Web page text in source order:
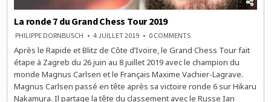
La ronde 7 du Grand Chess Tour 2019
PHILIPPE DORNBUSCH 4 JUILLET 2019 0 COMMENTSON
RONDE
7
DU
GRAND
CHESS
TOUR
2019
Après le Rapide et Blitz de Côte d’Ivoire, le Grand Chess Tour fait
étape à Zagreb du 26 juin au 8 juillet 2019 avec le champion du
monde Magnus Carlsen et le Français Maxime Vachier-Lagrave.
Magnus Carlsen passé en tête après sa victoire ronde 6 sur Hikaru
Nakamura. Il partage la tête du classement avec le Russe Ian